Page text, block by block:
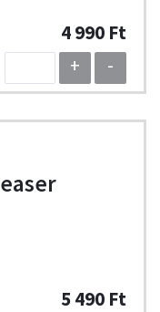
4 990 Ft
+
-
5 490 Ft